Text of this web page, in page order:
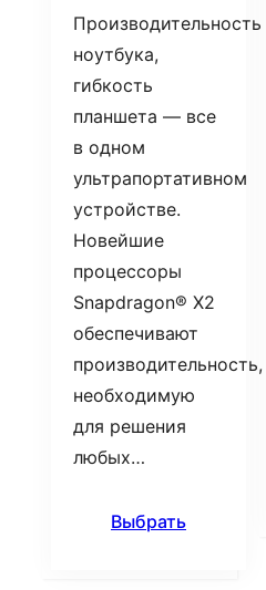
Производительность
ноутбука,
гибкость
планшета — все
в одном
ультрапортативном
устройстве.
Новейшие
процессоры
Snapdragon® X2
обеспечивают
производительность,
необходимую
для решения
любых…
Выбрать